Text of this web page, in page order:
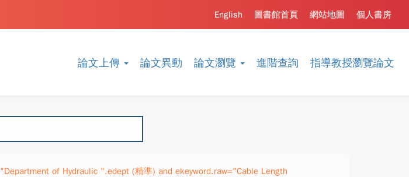
論文上傳 論文異動 論文瀏覽 進階查詢 指導教授瀏覽論文
個人書房
網站地圖
圖書館首頁
English
"Department of Hydraulic ".edept (精準) and ekeyword.raw="Cable Length